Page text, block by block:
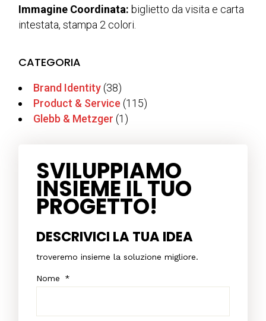
Immagine Coordinata: biglietto da visita e carta
intestata, stampa 2 colori.
CATEGORIA
Brand Identity(38)
Product & Service (115)
Glebb & Metzger (1)
SVILUPPIAMO
INSIEME IL TUO
PROGETTO!
DESCRIVICI LA TUA IDEA
troveremo insieme la soluzione migliore.
Nome *